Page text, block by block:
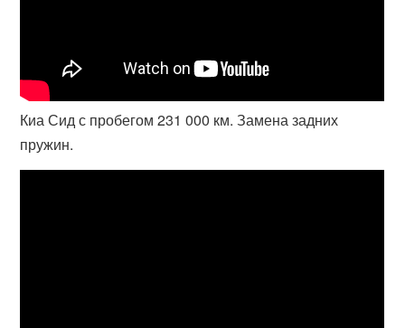
Киа Сид с пробегом 231 000 км. Замена задних
пружин.